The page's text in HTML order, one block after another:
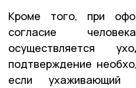
Кроме того, при
согласие
осуществляется
подтверждение
если